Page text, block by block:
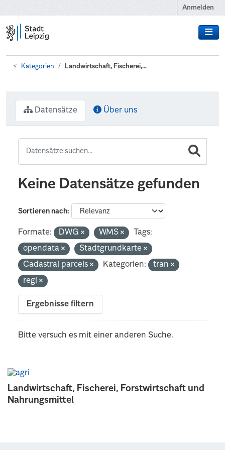
Anmelden
Kategorien Landwirtschaft, Fischerei,...
Landwirtschaft, Fischerei, Forstwirtschaft und
Nahrungsmittel
Datensätze Über uns
Keine Datensätze gefunden
Sortieren nach
Formate: DWG WMS
Tags:
opendata
Stadtgrundkarte
Cadastral parcels
Kategorien:
tran
regi
Ergebnisse filtern
Bitte versuch es mit einer anderen Suche.